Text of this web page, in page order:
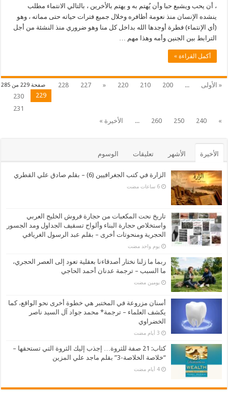
، أن يحب ويشبع حبا وأن يُهتم به و يهتم بالأخرين ، بالتالي الانتماء مطلب
ينشده الإنسان منذ نعومة أظافره وخلال جميع فترات حياته حتى مماته ، وهو
(أي الإنتماء) فطرة أوجدها الله بداخل كل منا وهو ضروري منذ النشئة من أجل
الترابط بين الجنين وأمه وهذا مهم …
أكمل القراءة »
صفحة 229 من 285 « الأولى ...
200
210
220
«
227
228
229
230
231
»
240
250
260
... الأخيرة »
الأخيرة الأشهر تعليقات الوسوم
الزارة في كتب الجغرافيين (6) – بقلم صادق علي القطري
‏6 ساعات مضت
تاريخ نحت المكعبات من حجارة فروش الخليج العربي
واستخلاص حجارة البناء وألواح تسقيف الجداول ومد الجسور
الحجرية ومنحوتات أخرى – بقلم عبد الرسول الغريافي
‏يوم واحد مضت
ربما ما زلنا نختار أصدقاءنا بعقلية تعود إلى العصر الحجري،
ما السبب – ترجمة عدنان أحمد الحاجي
‏يومين مضت
أسنان مزروعة في المختبر هي خطوة أخرى نحو الواقع، كما
يكشف العلماء – ترجمة* محمد جواد آل السيد ناصر
الخضراوي
كتاب: 21 صفة للثروة… إجذب إليك الثروة التي تستحقها –
“خلاصة الخلاصة-3” بقلم ماجد علي المزين
‏4 أيام مضت